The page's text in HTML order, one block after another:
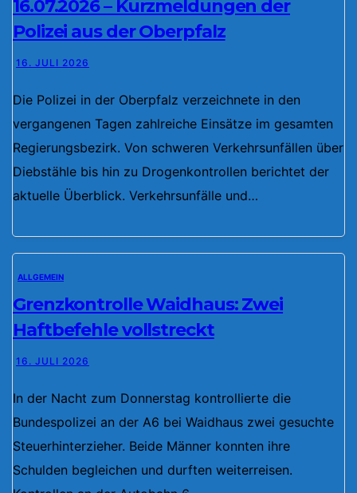
16.07.2026 – Kurzmeldungen der
Polizei aus der Oberpfalz
16. JULI 2026
Die Polizei in der Oberpfalz verzeichnete in den
vergangenen Tagen zahlreiche Einsätze im gesamten
Regierungsbezirk. Von schweren Verkehrsunfällen über
Diebstähle bis hin zu Drogenkontrollen berichtet der
aktuelle Überblick. Verkehrsunfälle und…
ALLGEMEIN
Grenzkontrolle Waidhaus: Zwei
Haftbefehle vollstreckt
16. JULI 2026
In der Nacht zum Donnerstag kontrollierte die
Bundespolizei an der A6 bei Waidhaus zwei gesuchte
Steuerhinterzieher. Beide Männer konnten ihre
Schulden begleichen und durften weiterreisen.